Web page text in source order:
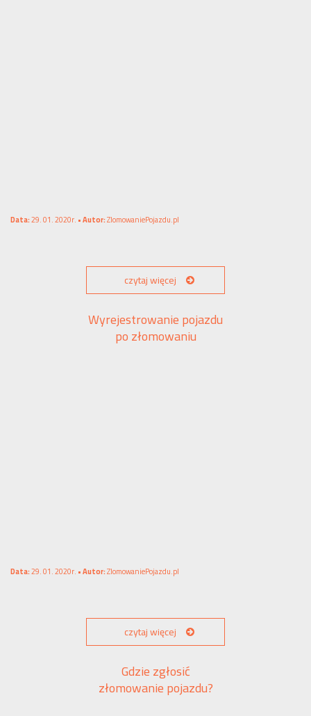
Data:29. 01. 2020r. •Autor:ZlomowaniePojazdu.pl
czytaj więcej
Wyrejestrowanie pojazdu
po złomowaniu
Data:29. 01. 2020r. •Autor:ZlomowaniePojazdu.pl
czytaj więcej
Gdzie zgłosić
złomowanie pojazdu?